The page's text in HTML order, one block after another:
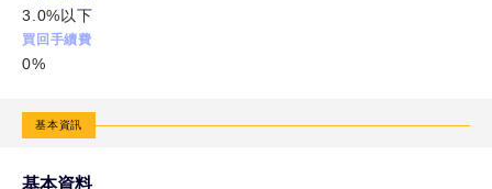
人
民
幣
3.0%以下
買回手續費
0%
基本資訊
基本資料